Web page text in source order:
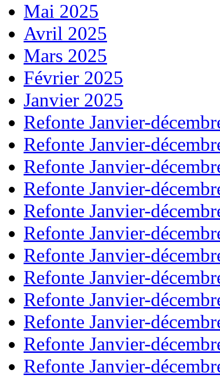
Mai 2025
Avril 2025
Mars 2025
Février 2025
Janvier 2025
Refonte Janvier-
Refonte Janvier-
Refonte Janvier-
Refonte Janvier-
Refonte Janvier-
Refonte Janvier-
Refonte Janvier-
Refonte Janvier-
Refonte Janvier-
Refonte Janvier-
Refonte Janvier-
Refonte Janvier-